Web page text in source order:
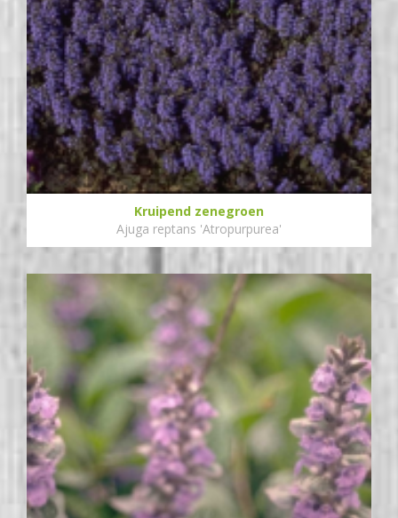
Kruipend zenegroen
Ajuga reptans 'Atropurpurea'